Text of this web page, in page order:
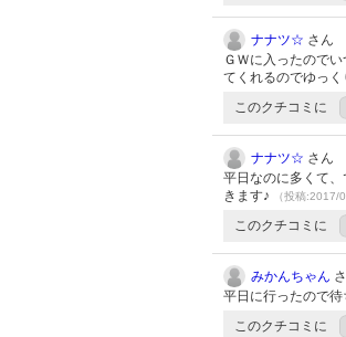
ナナツ☆ さん
ＧＷに入ったので
てくれるのでゆっ
このクチコミに
ナナツ☆ さん
平日なのに多くて
きます♪
（投稿
このクチコミに
みかんちゃん
平日に行ったので
このクチコミに